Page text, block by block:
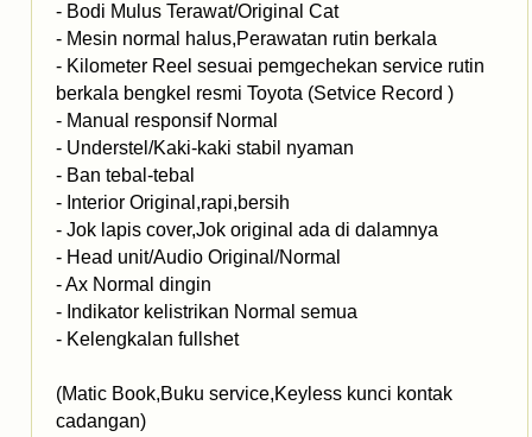
- Bodi Mulus Terawat/Original Cat
- Mesin normal halus,Perawatan rutin berkala
- Kilometer Reel sesuai pemgechekan service rutin
berkala bengkel resmi Toyota (Setvice Record )
- Manual responsif Normal
- Understel/Kaki-kaki stabil nyaman
- Ban tebal-tebal
- Interior Original,rapi,bersih
- Jok lapis cover,Jok original ada di dalamnya
- Head unit/Audio Original/Normal
- Ax Normal dingin
- Indikator kelistrikan Normal semua
- Kelengkalan fullshet
(Matic Book,Buku service,Keyless kunci kontak
cadangan)